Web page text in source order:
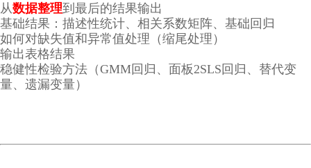
从数据整理到最后的结果输出
基础结果：描述性统计、相关系数矩阵、基础回归
如何对缺失值和异常值处理（缩尾处理）
输出表格结果
稳健性检验方法（GMM回归、面板2SLS回归、替代变
量、遗漏变量）